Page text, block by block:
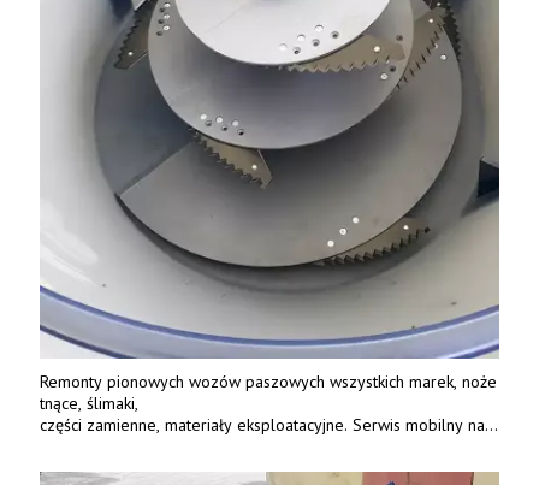
Remonty pionowych wozów paszowych wszystkich marek, noże
tnące, ślimaki,
części zamienne, materiały eksploatacyjne. Serwis mobilny na
Tel.: 61 285 38 61, 603 626 688.